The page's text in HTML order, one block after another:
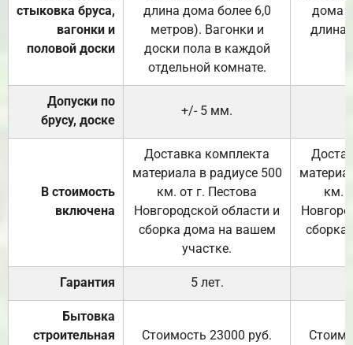
стыковка бруса,
вагонки и
половой доски
длина дома более 6,0
метров). Вагонки и
доски пола в каждой
отдельной комнате.
дома
длина
Допуски по
брусу, доске
+/- 5 мм.
В стоимость
включена
Доставка комплекта
материала в радиусе 500
км. от г. Пестова
Новгородской области и
сборка дома на вашем
участке.
км.
Гарантия 5 лет.
Бытовка
строительная
Стоимость 23000 руб.